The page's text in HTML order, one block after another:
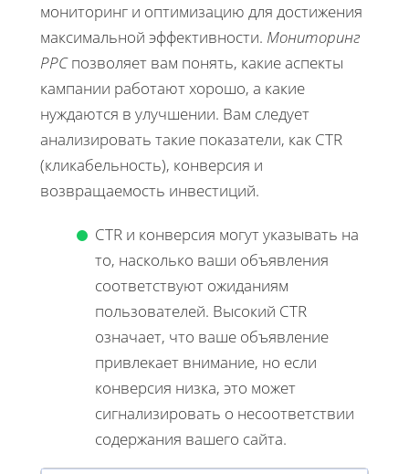
мониторинг и оптимизацию для достижения
максимальной эффективности. Мониторинг
PPCпозволяет вам понять, какие аспекты
кампании работают хорошо, а какие
нуждаются в улучшении. Вам следует
анализировать такие показатели, как CTR
(кликабельность), конверсия и
возвращаемость инвестиций.
CTR и конверсия могут указывать на
то, насколько ваши объявления
соответствуют ожиданиям
пользователей. Высокий CTR
означает, что ваше объявление
привлекает внимание, но если
конверсия низка, это может
сигнализировать о несоответствии
содержания вашего сайта.